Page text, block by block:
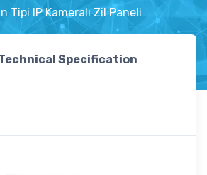
Tipi IP Kameralı Zil Paneli
Specification